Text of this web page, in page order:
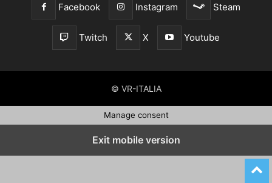
Facebook Instagram Steam
Twitch X Youtube
© VR-ITALIA
Manage consent
Exit mobile version